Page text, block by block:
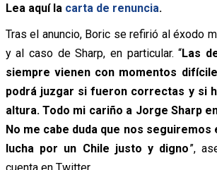
Lea aquí la carta de renuncia.
Tras el anuncio, Boric se refirió al éxodo
y al caso de Sharp, en particular. “Las
siempre vienen con momentos
podrá juzgar si fueron correctas y si
altura. Todo mi cariño a Jorge Sharp
No me cabe duda que nos seguiremos
lucha por un Chile justo y digno”,
cuenta en Twitter.